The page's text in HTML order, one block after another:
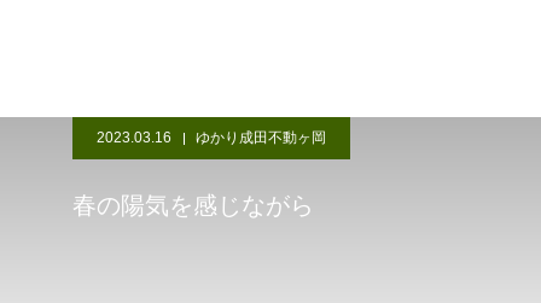
2023.03.16 ゆかり成田不動ヶ岡
春の陽気を感じながら